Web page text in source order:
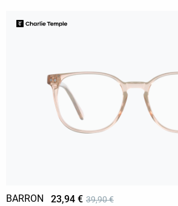
BARRON 23,94 € 39,90 €